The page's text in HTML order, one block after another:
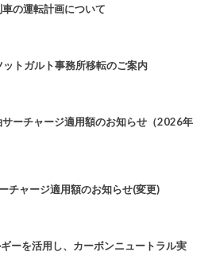
の運転計画について
トガルト事務所移転のご案内
ーチャージ適用額のお知らせ（2026年
ャージ適用額のお知らせ(変更)
ーを活用し、カーボンニュートラル実